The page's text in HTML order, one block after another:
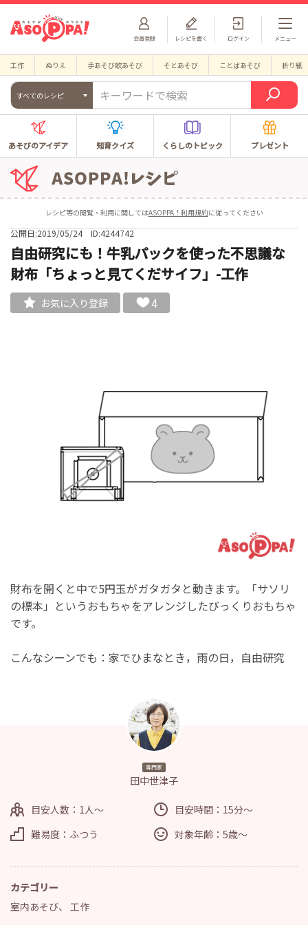
会員登録 ログイン
レシピを書く メニュー
工作 ぬりえ 手あそび歌あそび そとあそび ことばあそび 折り紙
すべてのレシピ
あそびのアイデア 知育クイズ くらしのトピック プレゼント
レシピ等の閲覧・利用に関してはASOPPA！利用規約に従ってください
公開日:2019/05/24 ID:4244742
自由研究にも！牛乳パックを使った不思議な
財布「ちょっと見てくだサイフ」-工作
お気に入り登録 4
財布を開くと中で5円玉がガタガタと動きます。「サソリ
の標本」というおもちゃをアレンジしたびっくりおもちゃ
です。
こんなシーンでも：家でひまなとき，雨の日，自由研究
専門家
田中世津子
目安人数：1人～
目安時間：15分～
難易度：ふつう
対象年齢：5歳～
カテゴリー
室内あそび、 工作